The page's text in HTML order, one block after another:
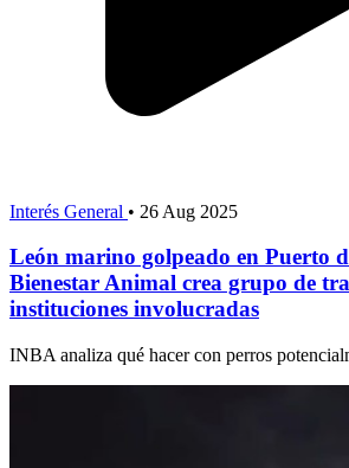
Interés General • 26 Aug 2025
León marino golpeado en Puerto
Bienestar Animal crea grupo de
instituciones involucradas
INBA analiza qué hacer con perros